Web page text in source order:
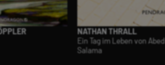
NATHAN THRALL
Ein Tag im Leben von Abed
Salama